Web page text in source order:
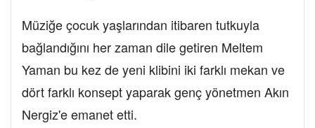
Müziğe çocuk yaşlarından itibaren tutkuyla
bağlandığını her zaman dile getiren Meltem
Yaman bu kez de yeni klibini iki farklı mekan ve
dört farklı konsept yaparak genç yönetmen Akın
Nergiz'e emanet etti.